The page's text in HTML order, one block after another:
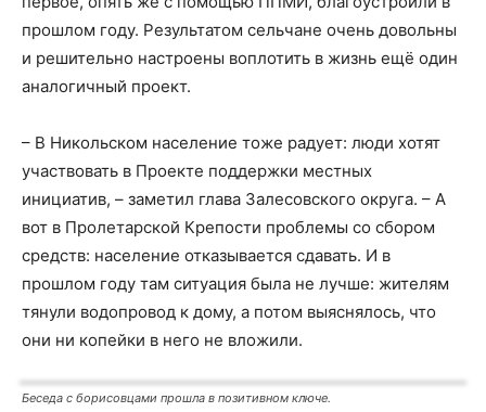
прошлом году. Результатом сельчане очень довольны
и решительно настроены воплотить в жизнь ещё один
аналогичный проект.
– В Никольском население тоже радует: люди хотят
участвовать в Проекте поддержки местных
инициатив, – заметил глава Залесовского округа. – А
вот в Пролетарской Крепости проблемы со сбором
средств: население отказывается сдавать. И в
прошлом году там ситуация была не лучше: жителям
тянули водопровод к дому, а потом выяснялось, что
они ни копейки в него не вложили.
Беседа с борисовцами прошла в позитивном ключе.